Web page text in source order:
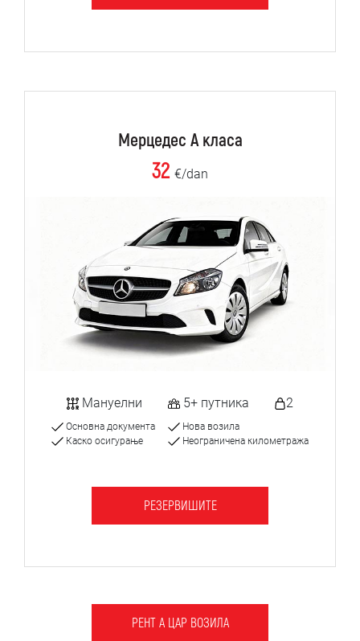
Мерцедес А класа
32 €/dan
Мануелни 5+ путника 2
Основна документа
Каско осигурање
Нова возила
Неограничена километража
РЕЗЕРВИШИТЕ
РЕНТ А ЦАР ВОЗИЛА